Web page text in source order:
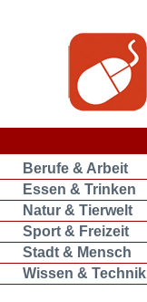
Berufe & Arbeit
Essen & Trinken
Natur & Tierwelt
Sport & Freizeit
Stadt & Mensch
Wissen & Technik